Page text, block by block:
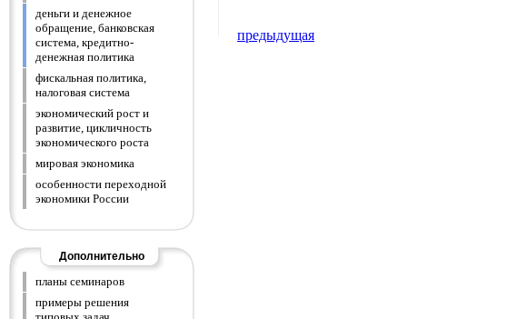
деньги и денежное
обращение, банковская
система, кредитно-
денежная политика
фискальная политика,
налоговая система
экономический рост и
развитие, цикличность
экономического роста
мировая экономика
особенности переходной
экономики России
Дополнительно
планы семинаров
примеры решения
предыдущая